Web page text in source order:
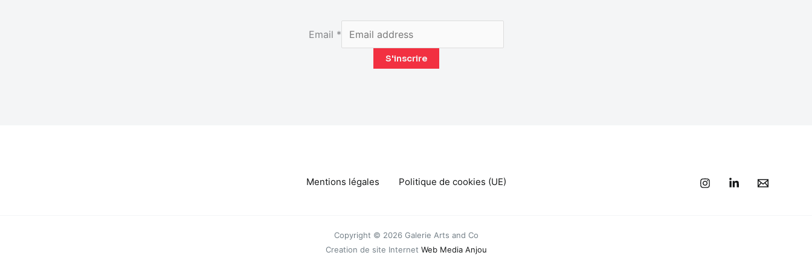
Email *
S'inscrire
Mentions légales Politique de cookies (UE)
Copyright © 2026 Galerie Arts and Co
Creation de site Internet Web Media Anjou